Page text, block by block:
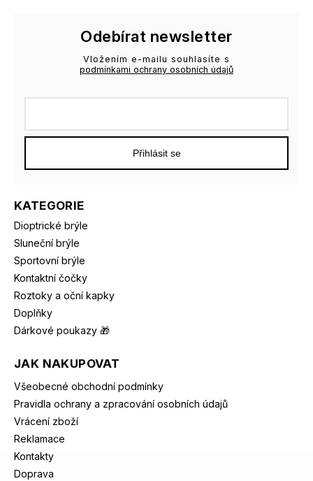
KATEGORIE
Dioptrické brýle
Sluneční brýle
Sportovní brýle
Kontaktní čočky
Roztoky a oční kapky
Doplňky
Dárkové poukazy 🎁
JAK NAKUPOVAT
Všeobecné obchodní podmínky
Pravidla ochrany a zpracování osobních údajů
Vrácení zboží
Reklamace
Kontakty
Doprava
Odebírat newsletter
Vložením e-mailu souhlasíte s
podmínkami ochrany osobních údajů
Přihlásit se